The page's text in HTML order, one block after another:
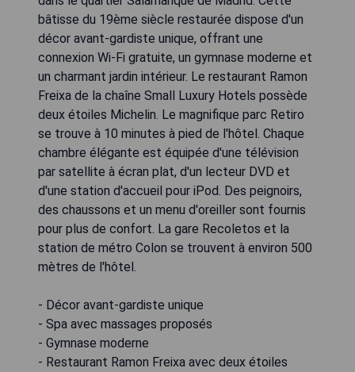
bâtisse du 19ème siècle restaurée dispose d'un
décor avant-gardiste unique, offrant une
connexion Wi-Fi gratuite, un gymnase moderne et
un charmant jardin intérieur. Le restaurant Ramon
Freixa de la chaîne Small Luxury Hotels possède
deux étoiles Michelin. Le magnifique parc Retiro
se trouve à 10 minutes à pied de l'hôtel. Chaque
chambre élégante est équipée d'une télévision
par satellite à écran plat, d'un lecteur DVD et
d'une station d'accueil pour iPod. Des peignoirs,
des chaussons et un menu d'oreiller sont fournis
pour plus de confort. La gare Recoletos et la
station de métro Colon se trouvent à environ 500
mètres de l'hôtel.
- Décor avant-gardiste unique
- Spa avec massages proposés
- Gymnase moderne
- Restaurant Ramon Freixa avec deux étoiles